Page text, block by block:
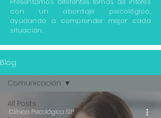
con un abordaje psicológico,
ayudando a comprender mejor cada
situación.
Blog
All Posts
Comunicación
Clínica Psicológica SIP